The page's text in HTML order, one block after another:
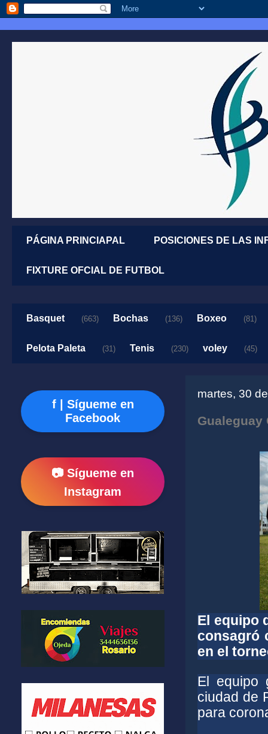
PÁGINA PRINCIAPAL POSICIONES DE LAS
FIXTURE OFCIAL DE FUTBOL
Basquet (663) Bochas (136) Boxeo (81)
Pelota Paleta (31) Tenis (230) voley (45)
martes, 30
Gualeguay
El equipo
consagró
en el
El equipo
ciudad de
para
f | Sígueme en
Facebook
📷 Sígueme en
Instagram